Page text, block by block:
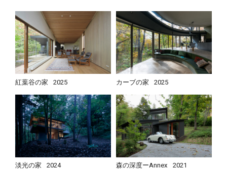
紅葉谷の家 2025 カーブの家 2025
淡光の家 2024 森の深度ーAnnex 2021